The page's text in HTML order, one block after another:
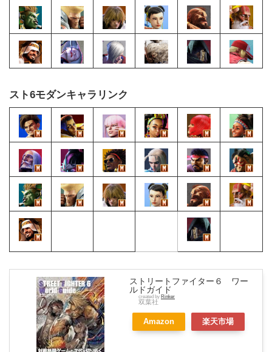
スト6モダンキャラリンク
ストリートファイター６ ワー
ルドガイド
created by Rinker
双葉社
Amazon 楽天市場